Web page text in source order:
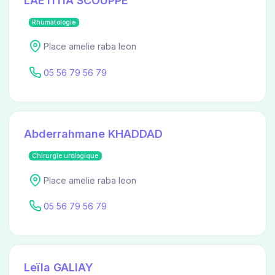
Rhumatologie
Place amelie raba leon
05 56 79 56 79
Abderrahmane KHADDAD
Chirurgie urologique
Place amelie raba leon
05 56 79 56 79
Leïla GALIAY